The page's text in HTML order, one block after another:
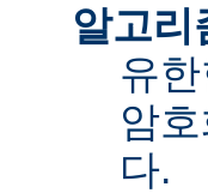
알고
유
암
다.